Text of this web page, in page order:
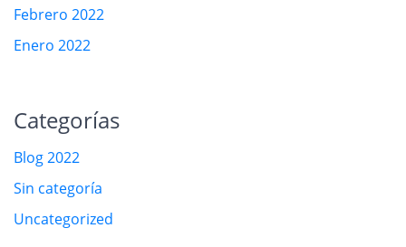
Febrero 2022
Enero 2022
Categorías
Blog 2022
Sin categoría
Uncategorized